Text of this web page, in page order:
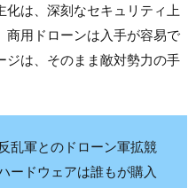
化は、深刻なセキュリティ上
商用ドローンは入手が容易で
ジは、そのまま敵対勢力の手
乱軍とのドローン軍拡競
ードウェアは誰もが購入